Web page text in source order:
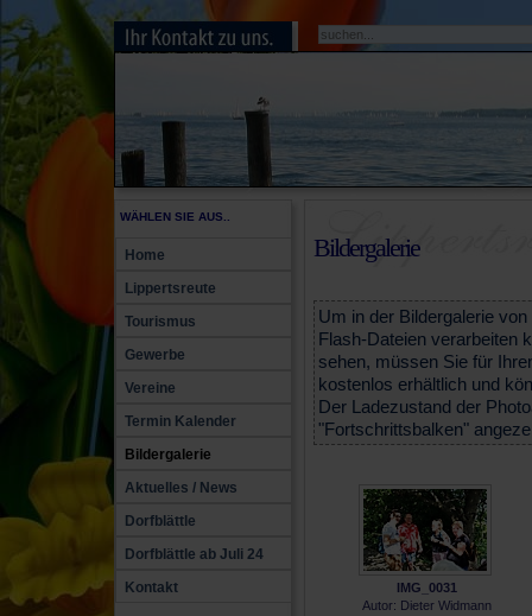
WÄHLEN SIE AUS..
Home
Lippertsreute
Tourismus
Gewerbe
Vereine
Termin Kalender
Bildergalerie
Aktuelles / News
Dorfblättle
Dorfblättle ab Juli 24
Kontakt
Bildergalerie
Um in der Bildergalerie
Flash-Dateien verarbeiten
sehen, müssen Sie für
kostenlos erhältlich und
Der Ladezustand der
"Fortschrittsbalken"
IMG_0031
Autor: Dieter Widmann